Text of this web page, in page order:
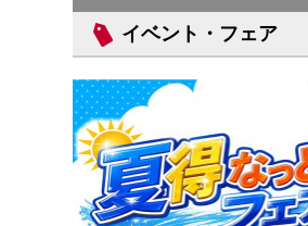
イベント・フェア